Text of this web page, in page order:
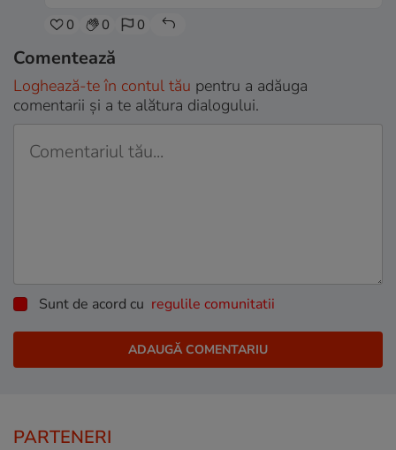
0 0 0
Comentează
Loghează-te în contul tău pentru a adăuga
comentarii și a te alătura dialogului.
Sunt de acord cu regulile comunitatii
PARTENERI